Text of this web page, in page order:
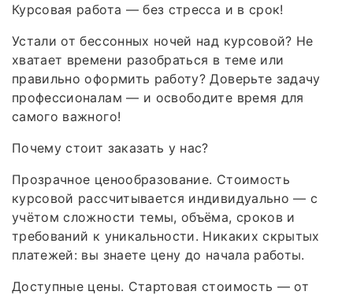
Курсовая работа — без стресса и в срок!
Устали от бессонных ночей над курсовой? Не
хватает времени разобраться в теме или
правильно оформить работу? Доверьте задачу
профессионалам — и освободите время для
самого важного!
Почему стоит заказать у нас?
Прозрачное ценообразование. Стоимость
курсовой рассчитывается индивидуально — с
учётом сложности темы, объёма, сроков и
требований к уникальности. Никаких скрытых
платежей: вы знаете цену до начала работы.
Доступные цены. Стартовая стоимость — от